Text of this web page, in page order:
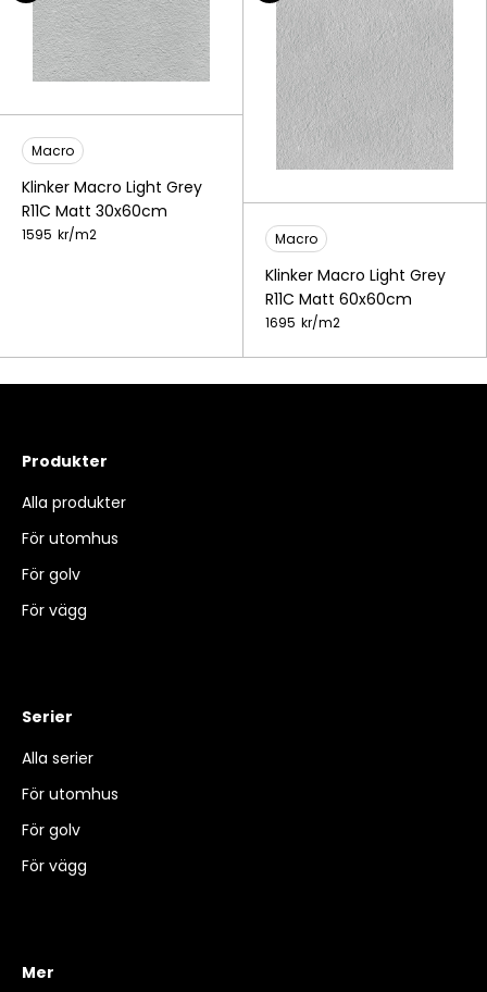
Macro
Klinker Macro Light Grey
R11C Matt 30x60cm
1595 kr/m2 Macro
Klinker Macro Light Grey
R11C Matt 60x60cm
1695 kr/m2
Produkter
Alla produkter
För utomhus
För golv
För vägg
Serier
Alla serier
För utomhus
För golv
För vägg
Mer